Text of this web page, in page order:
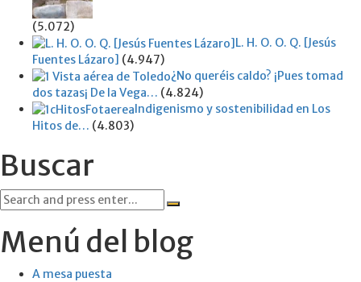
(5.072)
L. H. O. O. Q. [Jesús
Fuentes Lázaro] (4.947)
¿No queréis caldo? ¡Pues tomad
dos tazas¡ De la Vega… (4.824)
Indigenismo y sostenibilidad en Los
Hitos de… (4.803)
Buscar
Search
for:
Menú del blog
A mesa puesta